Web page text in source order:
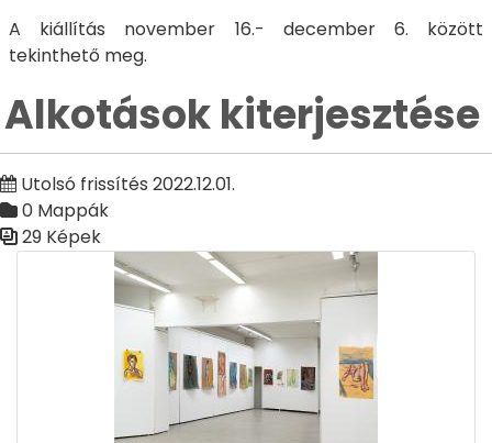
A kiállítás november 16.- december 6. között
tekinthető meg.
Alkotások kiterjesztése
Utolsó frissítés 2022.12.01.
0 Mappák
29 Képek